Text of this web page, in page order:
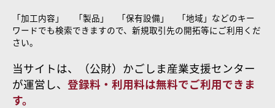
「加工内容」 「製品」 「保有設備」 「地域」などのキー
ワードでも検索できますので、新規取引先の開拓等にご利用くだ
さい。
当サイトは、（公財）かごしま産業支援センター
が運営し、 登録料・利用料は無料でご利用できま
す。